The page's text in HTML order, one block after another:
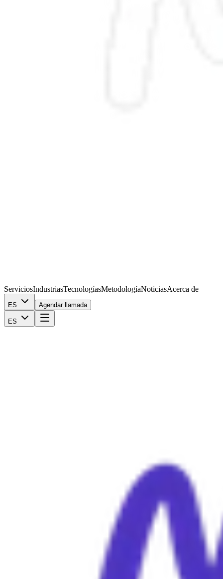
ServiciosIndustriasTecnologíasMetodologíaNoticiasAcerca de
ES Agendar llamada
ES